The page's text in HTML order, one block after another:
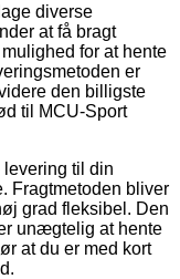
diverse
at få bragt
for at hente
er
den billigste
til MCU-Sport
til din
Fragtmetoden bliver
grad fleksibel. Den
unægtelig at hente
at du er med kort